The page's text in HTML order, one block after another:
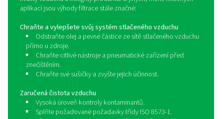
řešení přesně podle potřeb vaší aplikace. Naše
řada zahrnuje koalescenční filtry, filtry pevných částic
zachycení olejových výparů. Kromě standardních
nabízíme také řešení pro dýchací vzduch,
prostředí, sterilní filtrace nebo procesní čištění – vždy
na nejvyšší nároky na kvalitu a bezpečnost.